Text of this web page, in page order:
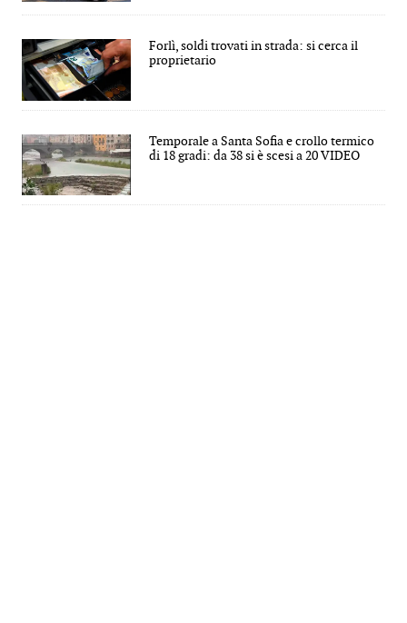
Forlì, soldi trovati in strada: si cerca il
proprietario
Temporale a Santa Sofia e crollo termico
di 18 gradi: da 38 si è scesi a 20 VIDEO